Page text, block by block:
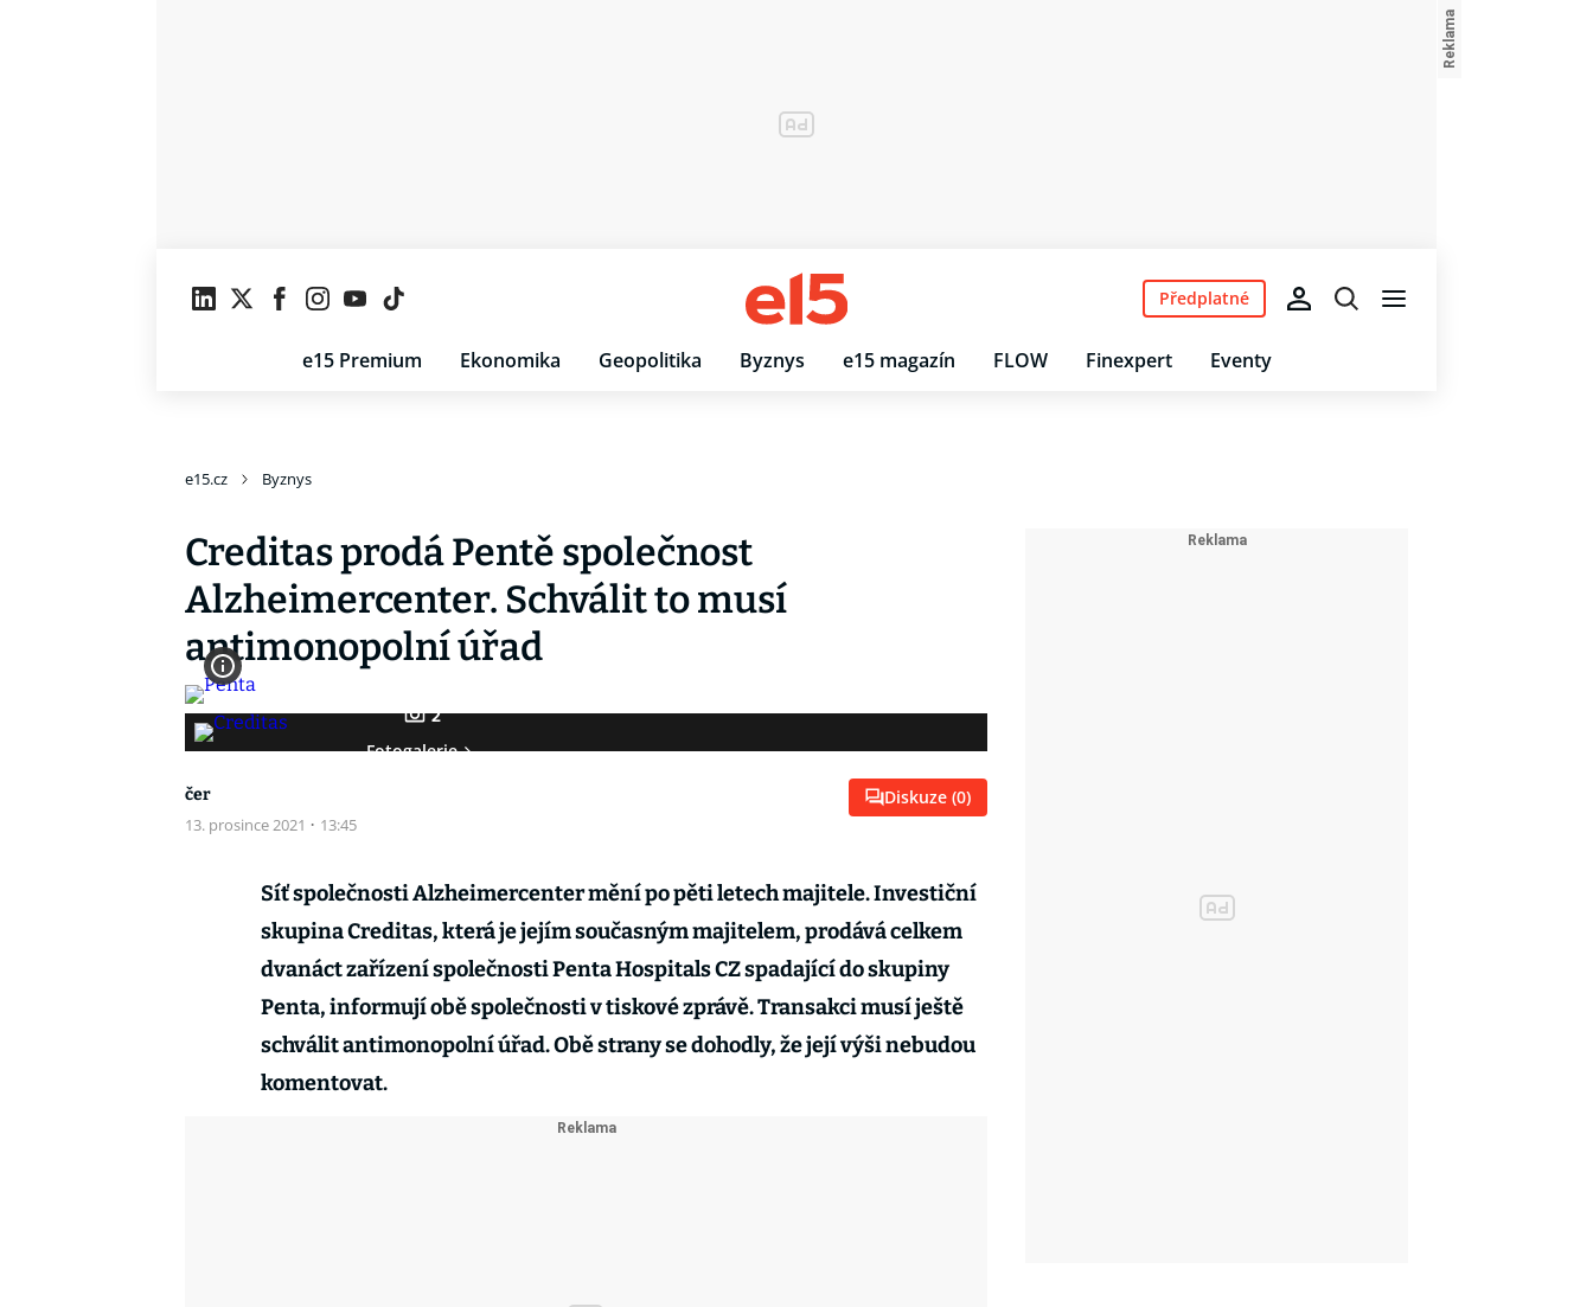
e15 Premium Ekonomika Geopolitika Byznys e15 magazín FLOW Finexpert Eventy
Předplatné
e15.cz Byznys
Creditas prodá Pentě společnost
Alzheimercenter. Schválit to musí
antimonopolní úřad
2
Fotogalerie
čer
13. prosince 2021 · 13:45
Diskuze (0)
Síť společnosti Alzheimercenter mění po pěti letech majitele. Investiční
skupina Creditas, která je jejím současným majitelem, prodává celkem
dvanáct zařízení společnosti Penta Hospitals CZ spadající do skupiny
Penta, informují obě společnosti v tiskové zprávě. Transakci musí ještě
schválit antimonopolní úřad. Obě strany se dohodly, že její výši nebudou
komentovat.